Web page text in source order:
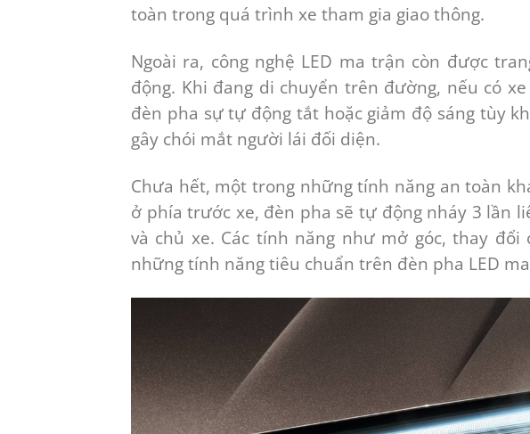
toàn trong quá trình xe tham gia giao thông.
Ngoài ra, công nghệ LED ma trận còn được
động. Khi đang di chuyển trên đường, nếu có
đèn pha sự tự động tắt hoặc giảm độ sáng tùy
gây chói mắt người lái đối diện.
Chưa hết, một trong những tính năng an toàn
ở phía trước xe, đèn pha sẽ tự động nháy 3 lần
và chủ xe. Các tính năng như mở góc, thay đổi
những tính năng tiêu chuẩn trên đèn pha LED